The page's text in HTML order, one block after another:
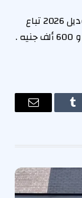
الفئة الثالثة من سيارة مرسيدس E 200 موديل 2026 تباع
Tumblr
البريد